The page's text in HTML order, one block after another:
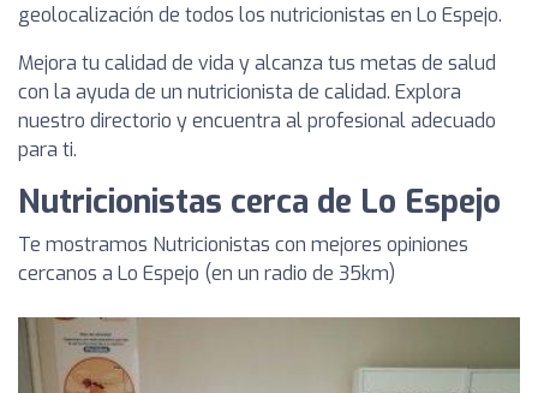
geolocalización de todos los nutricionistas en Lo Espejo.
Mejora tu calidad de vida y alcanza tus metas de salud
con la ayuda de un nutricionista de calidad. Explora
nuestro directorio y encuentra al profesional adecuado
para ti.
Nutricionistas cerca de Lo Espejo
Te mostramos Nutricionistas con mejores opiniones
cercanos a Lo Espejo (en un radio de 35km)